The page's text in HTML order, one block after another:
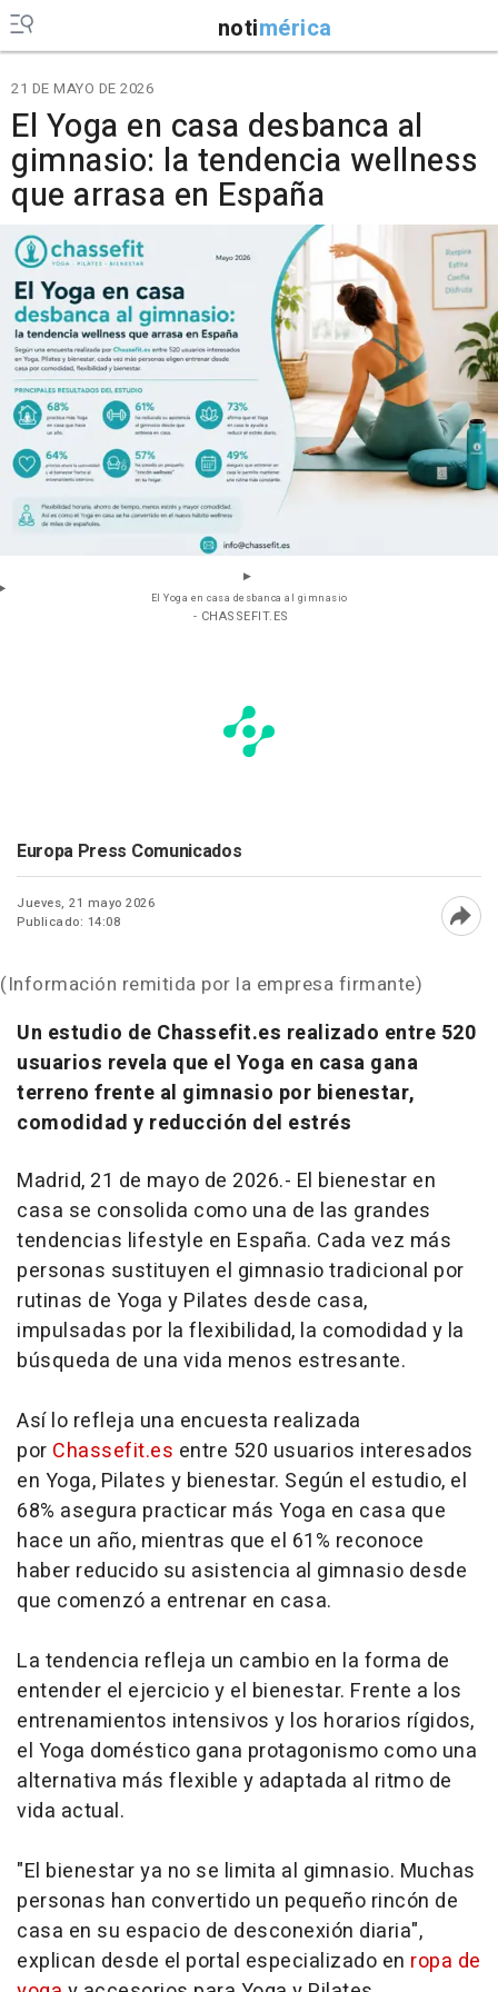
notimérica
21 DE MAYO DE 2026
El Yoga en casa desbanca al
gimnasio: la tendencia wellness
que arrasa en España
El Yoga en casa desbanca al gimnasio
- CHASSEFIT.ES
Europa Press Comunicados
Jueves, 21 mayo 2026
Publicado: 14:08
(Información remitida por la empresa firmante)
Un estudio de Chassefit.es realizado entre 520
usuarios revela que el Yoga en casa gana
terreno frente al gimnasio por bienestar,
comodidad y reducción del estrés
Madrid, 21 de mayo de 2026.- El bienestar en
casa se consolida como una de las grandes
tendencias lifestyle en España. Cada vez más
personas sustituyen el gimnasio tradicional por
rutinas de Yoga y Pilates desde casa,
impulsadas por la flexibilidad, la comodidad y la
búsqueda de una vida menos estresante.
Así lo refleja una encuesta realizada
por Chassefit.es entre 520 usuarios interesados
en Yoga, Pilates y bienestar. Según el estudio, el
68% asegura practicar más Yoga en casa que
hace un año, mientras que el 61% reconoce
haber reducido su asistencia al gimnasio desde
que comenzó a entrenar en casa.
La tendencia refleja un cambio en la forma de
entender el ejercicio y el bienestar. Frente a los
entrenamientos intensivos y los horarios rígidos,
el Yoga doméstico gana protagonismo como una
alternativa más flexible y adaptada al ritmo de
vida actual.
"El bienestar ya no se limita al gimnasio. Muchas
personas han convertido un pequeño rincón de
casa en su espacio de desconexión diaria",
explican desde el portal especializado en ropa de